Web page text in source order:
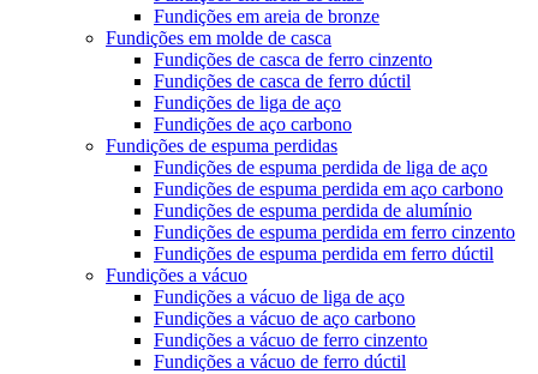
Fundições em areia de bronze
Fundições em molde de casca
Fundições de casca de ferro cinzento
Fundições de casca de ferro dúctil
Fundições de liga de aço
Fundições de aço carbono
Fundições de espuma perdidas
Fundições de espuma perdida de liga de aço
Fundições de espuma perdida em aço carbono
Fundições de espuma perdida de alumínio
Fundições de espuma perdida em ferro cinzento
Fundições de espuma perdida em ferro dúctil
Fundições a vácuo
Fundições a vácuo de liga de aço
Fundições a vácuo de aço carbono
Fundições a vácuo de ferro cinzento
Fundições a vácuo de ferro dúctil